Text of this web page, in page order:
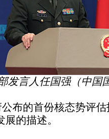
发言人任国强（中国
布的首份核态势评估
的描述。